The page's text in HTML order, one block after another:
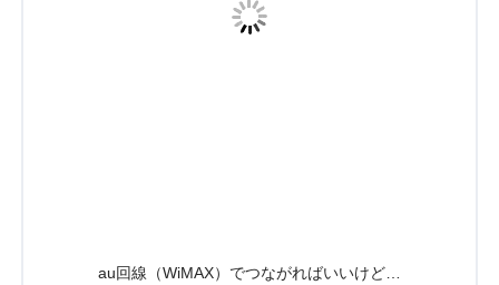
au回線（WiMAX）でつながればいいけど…